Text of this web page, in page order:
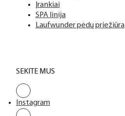
Įrankiai
SPA linija
Laufwunder pėdų priežiūra
SEKITE MUS
Instagram